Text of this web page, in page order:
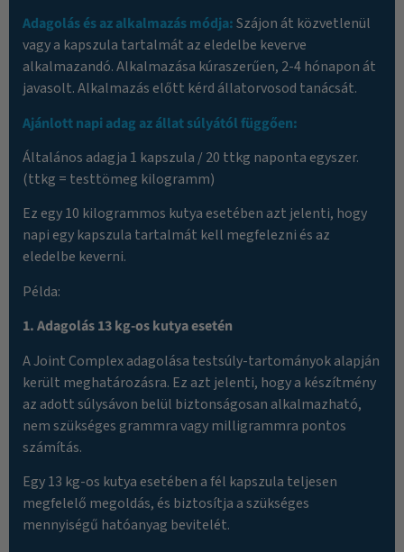
Adagolás és az alkalmazás módja:Szájon át közvetlenül
vagy a kapszula tartalmát az eledelbe keverve
alkalmazandó. Alkalmazása kúraszerűen, 2-4 hónapon át
javasolt. Alkalmazás előtt kérd állatorvosod tanácsát.
Ajánlott napi adag az állat súlyától függően:
Általános adagja 1 kapszula / 20 ttkg naponta egyszer.
(ttkg = testtömeg kilogramm)
Ez egy 10 kilogrammos kutya esetében azt jelenti, hogy
napi egy kapszula tartalmát kell megfelezni és az
eledelbe keverni.
Példa:
1. Adagolás 13 kg-os kutya esetén
A Joint Complex adagolása testsúly-tartományok alapján
került meghatározásra. Ez azt jelenti, hogy a készítmény
az adott súlysávon belül biztonságosan alkalmazható,
nem szükséges grammra vagy milligrammra pontos
számítás.
Egy 13 kg-os kutya esetében a fél kapszula teljesen
megfelelő megoldás, és biztosítja a szükséges
mennyiségű hatóanyag bevitelét.